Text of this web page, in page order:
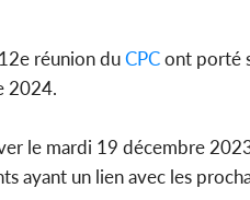
réunion duCPCont porté
2024.
le mardi 19 décembre
ayant un lien avec les